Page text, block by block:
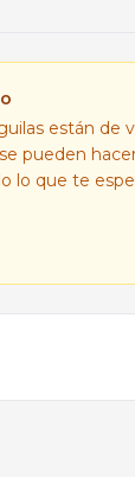
están de
pueden
lo que te